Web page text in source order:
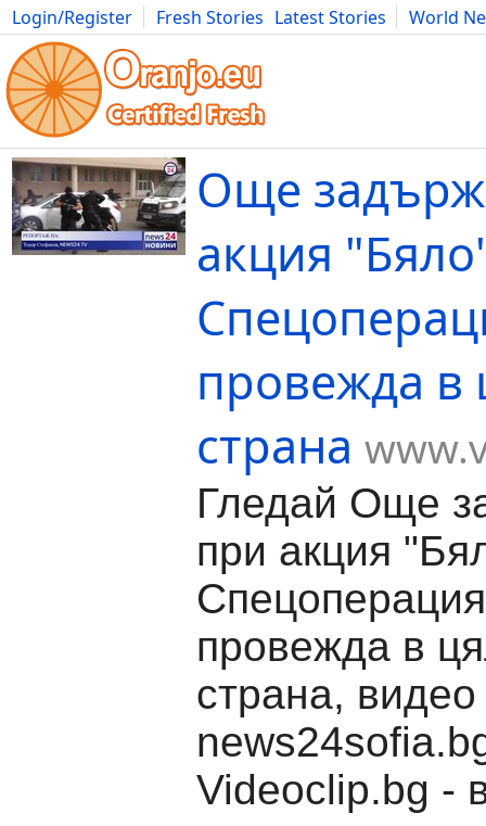
Login/Register Fresh Stories Latest Stories
World
Movies Anime Music Art Cars Advice Science
Още
акция
провежда в
страна
Гледай Още
при акция
провежда в
страна, видео
Videoclip.bg -